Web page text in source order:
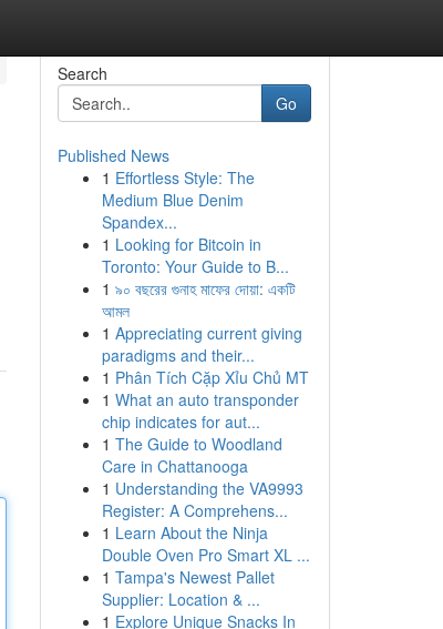
Search
Go
Published News
1 Effortless Style: The
Medium Blue Denim
Spandex...
1 Looking for Bitcoin in
Toronto: Your Guide to B...
1 ৯০ বছরের গুনাহ মাফের দোয়া: একটি
আমল
1 Appreciating current giving
paradigms and their...
1 Phân Tích Cặp Xỉu Chủ MT
1 What an auto transponder
chip indicates for aut...
1 The Guide to Woodland
Care in Chattanooga
1 Understanding the VA9993
Register: A Comprehens...
1 Learn About the Ninja
Double Oven Pro Smart XL ...
1 Tampa's Newest Pallet
Supplier: Location & ...
1 Explore Unique Snacks In